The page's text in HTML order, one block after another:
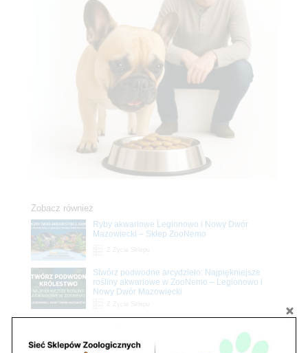
Zobacz również
Ryby akwariowe Legionowo i Nowy Dwór
Mazowiecki – Sklep ZooNemo
Stwórz podwodne arcydzieło: Najpiękniejsze
rośliny akwariowe w ZooNemo – Legionowo i
Nowy Dwór Mazowiecki
Promocje